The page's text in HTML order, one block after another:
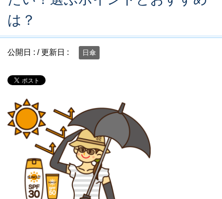
は？
公開日 : / 更新日 : 日傘